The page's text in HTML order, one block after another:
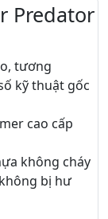
Predator
tương
kỹ thuật gốc
cao cấp
không cháy
bị hư